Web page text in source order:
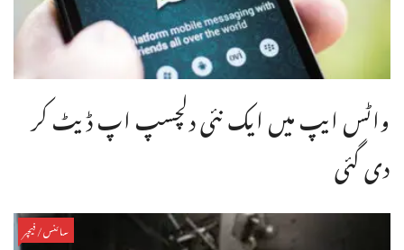
واٹس ایپ میں ایک نئی دلچسپ اپ ڈیٹ کر
دی گئی
سائنس/فیچر